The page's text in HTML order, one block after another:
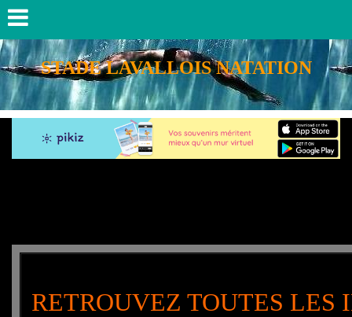
STADE LAVALLOIS NATATION
RETROUVEZ TOUTES LES